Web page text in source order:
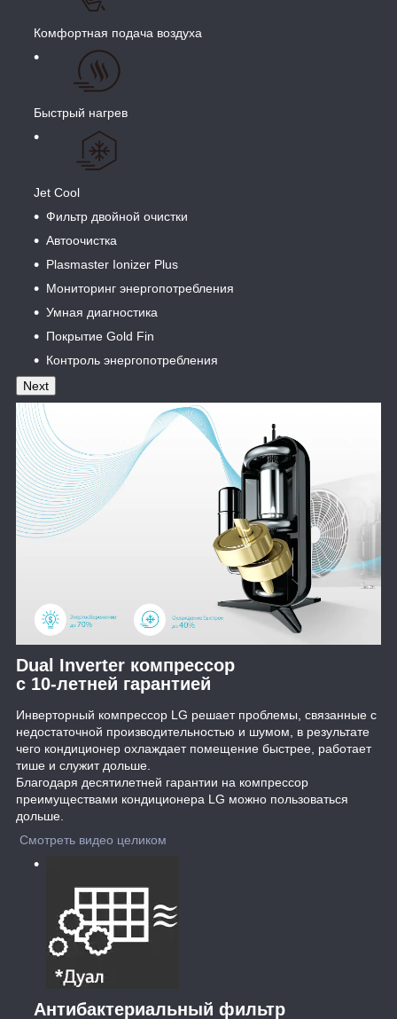
Комфортная подача воздуха
Быстрый нагрев
Jet Cool
Фильтр двойной очистки
Автоочистка
Plasmaster Ionizer Plus
Мониторинг энергопотребления
Умная диагностика
Покрытие Gold Fin
Контроль энергопотребления
Next
Dual Inverter компрессор
с 10-летней гарантией
Инверторный компрессор LG решает проблемы, связанные с
недостаточной производительностью и шумом, в результате
чего кондиционер охлаждает помещение быстрее, работает
тише и служит дольше.
Благодаря десятилетней гарантии на компрессор
преимуществами кондиционера LG можно пользоваться
дольше.
Смотреть видео целиком
Антибактериальный фильтр